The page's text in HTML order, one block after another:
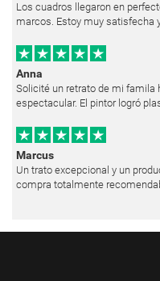
Los cuadros llegaron en
marcos. Estoy muy satisfecha
Anna
Solicité un retrato de mi famila
espectacular. El pintor logró
Marcus
Un trato excepcional y un
compra totalmente